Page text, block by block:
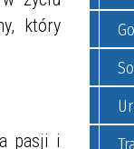
który
pasji i